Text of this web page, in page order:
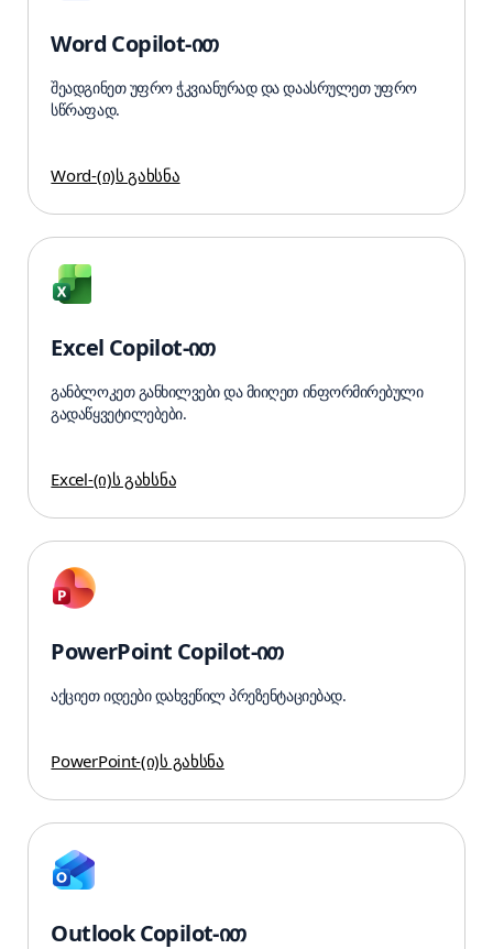
Word Copilot-ით
შეადგინეთ უფრო ჭკვიანურად და დაასრულეთ უფრო
სწრაფად.
Word-(ი)ს გახსნა
Excel Copilot-ით
განბლოკეთ განხილვები და მიიღეთ ინფორმირებული
გადაწყვეტილებები.
Excel-(ი)ს გახსნა
PowerPoint Copilot-ით
აქციეთ იდეები დახვეწილ პრეზენტაციებად.
PowerPoint-(ი)ს გახსნა
Outlook Copilot-ით